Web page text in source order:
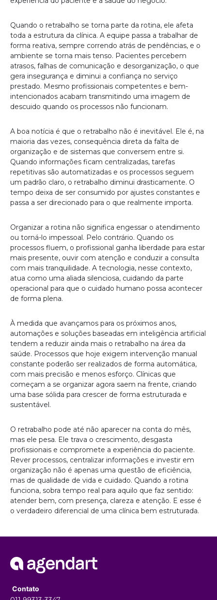
Quando o retrabalho se torna parte da rotina, ele afeta
toda a estrutura da clínica. A equipe passa a trabalhar de
forma reativa, sempre correndo atrás de pendências, e o
ambiente se torna mais tenso. Pacientes percebem
atrasos, falhas de comunicação e desorganização, o que
gera insegurança e diminui a confiança no serviço
prestado. Mesmo profissionais competentes e bem-
intencionados acabam transmitindo uma imagem de
descuido quando os processos não funcionam.
A boa notícia é que o retrabalho não é inevitável. Ele é, na
maioria das vezes, consequência direta da falta de
organização e de sistemas que conversem entre si.
Quando informações ficam centralizadas, tarefas
repetitivas são automatizadas e os processos seguem
um padrão claro, o retrabalho diminui drasticamente. O
tempo deixa de ser consumido por ajustes constantes e
passa a ser direcionado para o que realmente importa.
Organizar a rotina não significa engessar o atendimento
ou torná-lo impessoal. Pelo contrário. Quando os
processos fluem, o profissional ganha liberdade para estar
mais presente, ouvir com atenção e conduzir a consulta
com mais tranquilidade. A tecnologia, nesse contexto,
atua como uma aliada silenciosa, cuidando da parte
operacional para que o cuidado humano possa acontecer
de forma plena.
À medida que avançamos para os próximos anos,
automações e soluções baseadas em inteligência artificial
tendem a reduzir ainda mais o retrabalho na área da
saúde. Processos que hoje exigem intervenção manual
constante poderão ser realizados de forma automática,
com mais precisão e menos esforço. Clínicas que
começam a se organizar agora saem na frente, criando
uma base sólida para crescer de forma estruturada e
sustentável.
O retrabalho pode até não aparecer na conta do mês,
mas ele pesa. Ele trava o crescimento, desgasta
profissionais e compromete a experiência do paciente.
Rever processos, centralizar informações e investir em
organização não é apenas uma questão de eficiência,
mas de qualidade de vida e cuidado. Quando a rotina
funciona, sobra tempo real para aquilo que faz sentido:
atender bem, com presença, clareza e atenção. E esse é
o verdadeiro diferencial de uma clínica bem estruturada.
Contato